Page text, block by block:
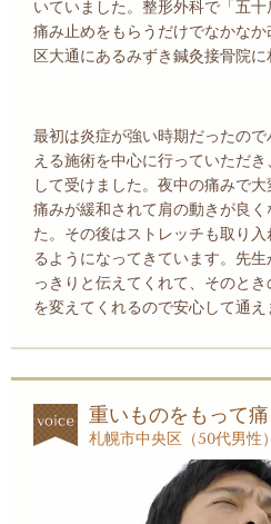
いていました。整形外科で「五十
痛み止めをもらうだけでなかな
区大通にあるみずき鍼灸接骨院に
最初は炎症が強い時期だったの
える施術を中心に行っていただ
して受けました。夜中の痛みで
痛みが緩和されて肩の動きが良
た。その後はストレッチも取り
るようになってきています。先
っきりと伝えてくれて、そのと
を変えてくれるので安心して通え
重いものをもって
札幌市中央区（50代男性）